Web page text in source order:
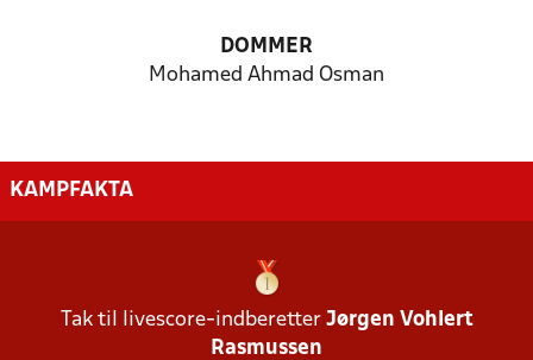
DOMMER
Mohamed Ahmad Osman
KAMPFAKTA
Tak til livescore-indberetter Jørgen Vohlert
Rasmussen